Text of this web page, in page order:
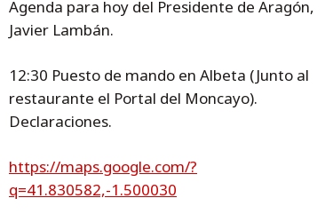
Agenda para hoy del Presidente de Aragón,
Javier Lambán.
12:30 Puesto de mando en Albeta (Junto al
restaurante el Portal del Moncayo).
Declaraciones.
https://maps.google.com/?
q=41.830582,-1.500030